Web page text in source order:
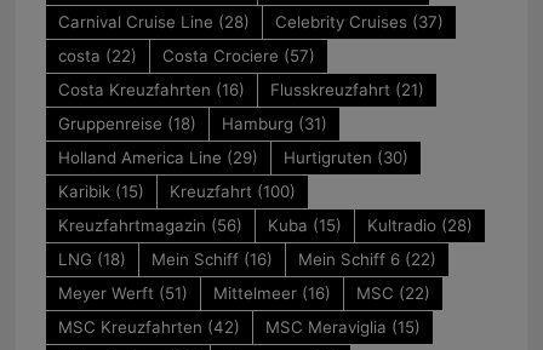
Carnival Cruise Line (28) Celebrity Cruises (37)
costa (22) Costa Crociere (57)
Costa Kreuzfahrten (16) Flusskreuzfahrt(21)
Gruppenreise (18) Hamburg (31)
Holland America Line (29) Hurtigruten (30)
Karibik(15) Kreuzfahrt(100)
Kreuzfahrtmagazin (56) Kuba (15) Kultradio(28)
LNG (18) Mein Schiff(16) Mein Schiff 6(22)
Meyer Werft(51) Mittelmeer(16) MSC (22)
MSC Kreuzfahrten (42) MSC Meraviglia (15)